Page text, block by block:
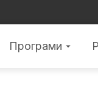
Програми arrow_drop_down